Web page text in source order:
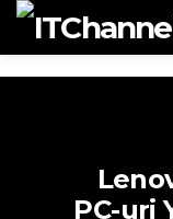
PC-uri